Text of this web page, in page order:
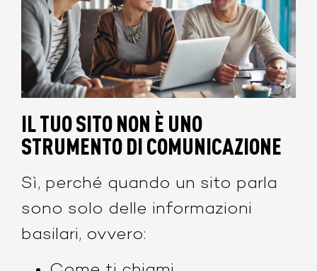
IL TUO SITO NON È UNO
STRUMENTO DI COMUNICAZIONE
Sì, perché quando un sito parla
sono solo delle informazioni
basilari, ovvero: